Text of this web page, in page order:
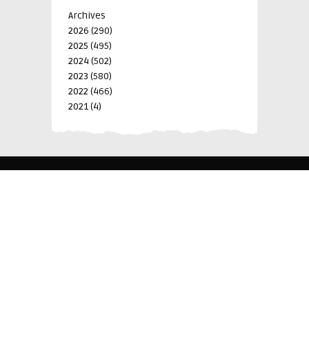
Archives
2026 (290)
2025 (495)
2024 (502)
2023 (580)
2022 (466)
2021(4)